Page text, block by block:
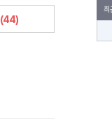
(44)
최